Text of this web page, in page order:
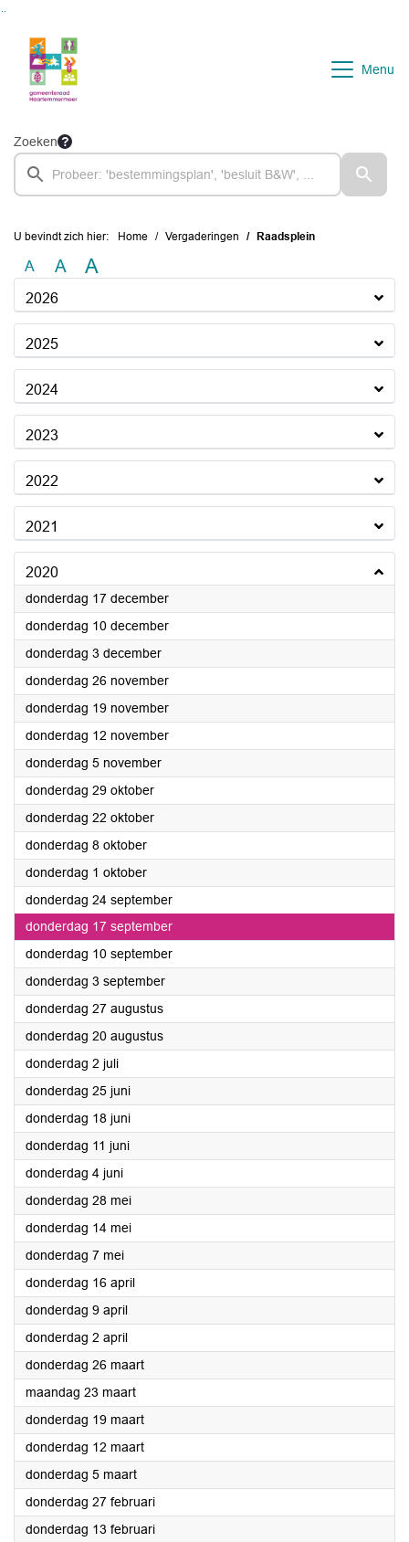
Menu
Zoeken
U bevindt zich hier: Home Vergaderingen Raadsplein
A A A
2026
2025
2024
2023
2022
2021
2020
donderdag 17 december2020
donderdag 10 december2020
donderdag 3 december2020
donderdag 26 november2020
donderdag 19 november2020
donderdag 12 november2020
donderdag 5 november2020
donderdag 29 oktober2020
donderdag 22 oktober2020
donderdag 8 oktober2020
donderdag 1 oktober2020
donderdag 24 september2020
donderdag 17 september2020
donderdag 10 september2020
donderdag 3 september2020
donderdag 27 augustus2020
donderdag 20 augustus2020
donderdag 2 juli2020
donderdag 25 juni2020
donderdag 18 juni2020
donderdag 11 juni2020
donderdag 4 juni2020
donderdag 28 mei2020
donderdag 14 mei2020
donderdag 7 mei2020
donderdag 16 april2020
donderdag 9 april2020
donderdag 2 april2020
donderdag 26 maart2020
maandag 23 maart2020
donderdag 19 maart2020
donderdag 12 maart2020
donderdag 5 maart2020
donderdag 27 februari2020
donderdag 13 februari2020